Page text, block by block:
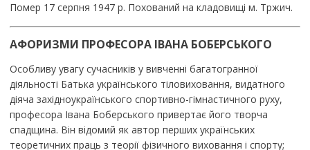
Помер 17 серпня 1947 р. Похований на кладовищі м. Тржич.
АФОРИЗМИ ПРОФЕСОРА ІВАНА БОБЕРСЬКОГО
Особливу увагу сучасників у вивченні багатогранної
діяльності Батька українського тіловиховання, видатного
діяча західноукраїнського спортивно-гімнастичного руху,
професора Івана Боберського привертає його творча
спадщина. Він відомий як автор перших українських
теоретичних праць з теорії фізичного виховання і спорту;